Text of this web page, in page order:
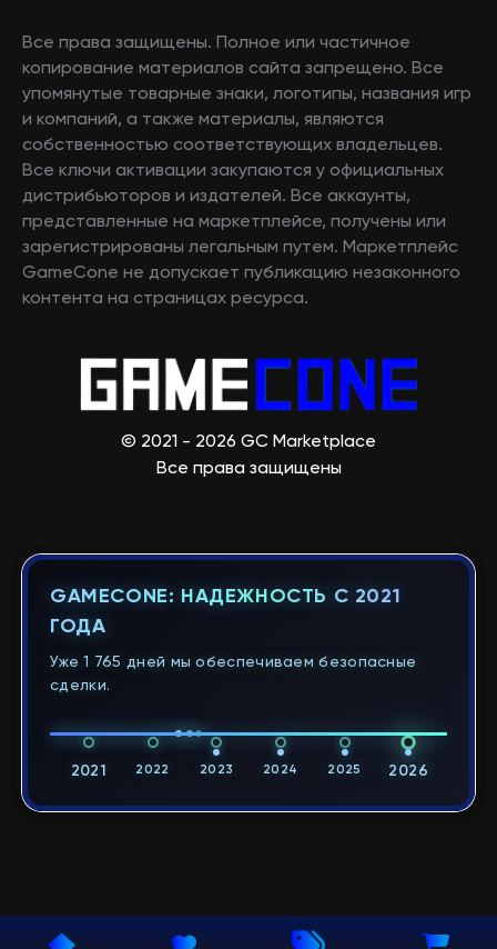
Все права защищены. Полное или частичное
копирование материалов сайта запрещено. Все
упомянутые товарные знаки, логотипы, названия игр
и компаний, а также материалы, являются
собственностью соответствующих владельцев.
Все ключи активации закупаются у официальных
дистрибьюторов и издателей. Все аккаунты,
представленные на маркетплейсе, получены или
зарегистрированы легальным путем. Маркетплейс
GameCone не допускает публикацию незаконного
контента на страницах ресурса.
© 2021 - 2026 GC Marketplace
Все права защищены
GAMECONE: НАДЕЖНОСТЬ С 2021
ГОДА
Уже 1 765 дней мы обеспечиваем безопасные
сделки.
2021 2022 2023 2024 2025 2026